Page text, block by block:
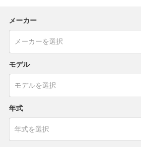
メーカー
モデル
年式